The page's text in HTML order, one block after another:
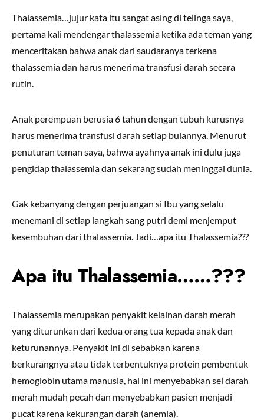
Thalassemia…jujur kata itu sangat asing di telinga saya,
pertama kali mendengar thalassemia ketika ada teman yang
menceritakan bahwa anak dari saudaranya terkena
thalassemia dan harus menerima transfusi darah secara
rutin.
Anak perempuan berusia 6 tahun dengan tubuh kurusnya
harus menerima transfusi darah setiap bulannya. Menurut
penuturan teman saya, bahwa ayahnya anak ini dulu juga
pengidap thalassemia dan sekarang sudah meninggal dunia.
Gak kebanyang dengan perjuangan si Ibu yang selalu
menemani di setiap langkah sang putri demi menjemput
kesembuhan dari thalassemia. Jadi…apa itu Thalassemia???
Apa itu Thalassemia……???
Thalassemia merupakan penyakit kelainan darah merah
yang diturunkan dari kedua orang tua kepada anak dan
keturunannya. Penyakit ini di sebabkan karena
berkurangnya atau tidak terbentuknya protein pembentuk
hemoglobin utama manusia, hal ini menyebabkan sel darah
merah mudah pecah dan menyebabkan pasien menjadi
pucat karena kekurangan darah (anemia).